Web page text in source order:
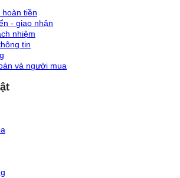
tiền
- giao nhận
nhiệm
tin
và người mua